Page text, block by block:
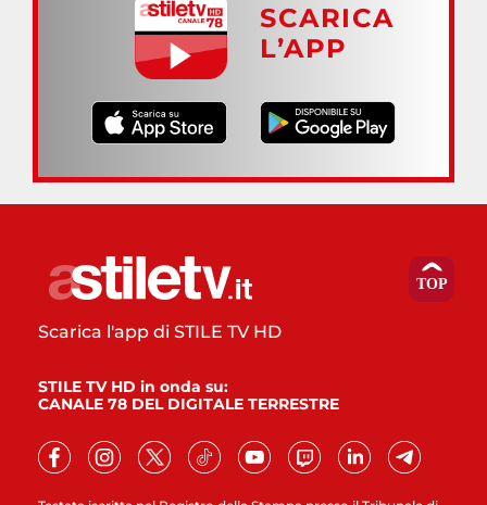
SCARICA
L’APP
Scarica l'app di STILE TV HD
STILE TV HD in onda su:
CANALE 78 DEL DIGITALE TERRESTRE